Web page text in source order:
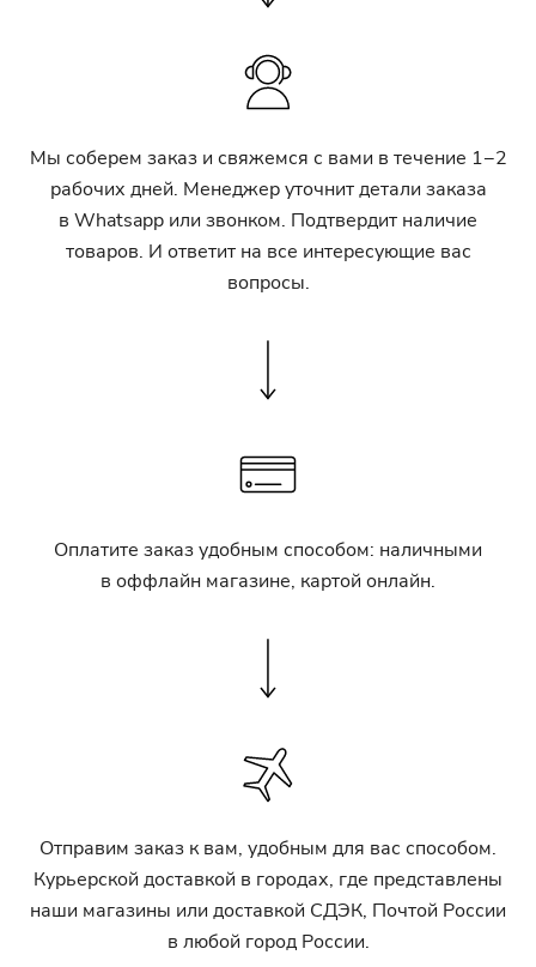
Мы соберем заказ и свяжемся с вами в течение 1−2
рабочих дней. Менеджер уточнит детали заказа
в Whatsapp или звонком. Подтвердит наличие
товаров. И ответит на все интересующие вас
вопросы.
Оплатите заказ удобным способом: наличными
в оффлайн магазине, картой онлайн.
Отправим заказ к вам, удобным для вас способом.
Курьерской доставкой в городах, где представлены
наши магазины или доставкой СДЭК, Почтой России
в любой город России.